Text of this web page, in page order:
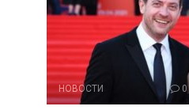
НОВОСТИ 0